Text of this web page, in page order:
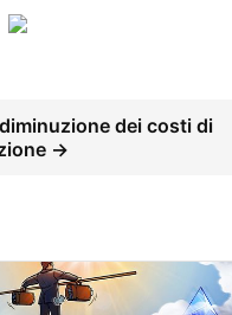
dei costi di
→